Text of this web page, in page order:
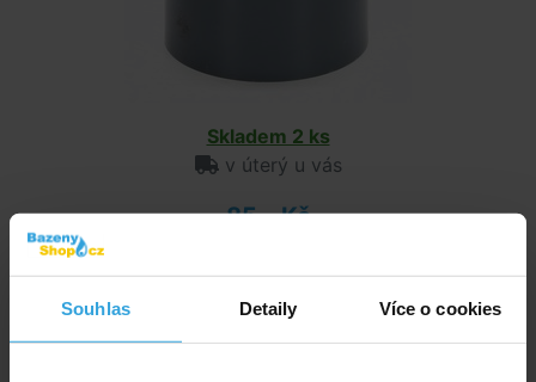
Souhlas Detaily Více o cookies
Skladem 2 ks
v úterý u vás
85,- Kč
Koleno PVC úhel 45° - 75mm